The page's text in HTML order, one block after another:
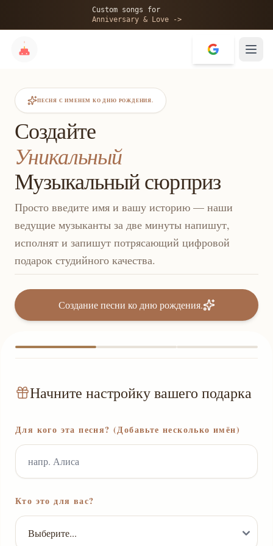
Custom songs for
Anniversary & Love ->
ПЕСНЯ С ИМЕНЕМ КО ДНЮ РОЖДЕНИЯ.
Создайте
Уникальный
Музыкальный сюрприз
Просто введите имя и вашу историю — наши
ведущие музыканты за две минуты напишут,
исполнят и запишут потрясающий цифровой
подарок студийного качества.
Создание песни ко дню рождения.
Начните настройку вашего подарка
Для кого эта песня? (Добавьте несколько имён)
Кто это для вас?